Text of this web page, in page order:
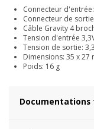
Connecteur
Connecteur de
Câble Gravity 4
Tension d'entrée
Tension de sortie:
Dimensions: 35 x 27
Poids: 16 g
Documentations